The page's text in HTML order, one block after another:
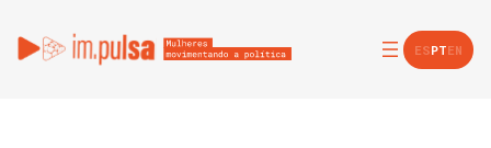
ESPTEN